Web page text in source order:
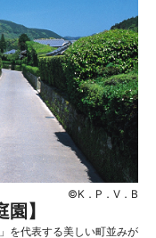
©K．P．V．B
】
を代表する美しい町並みが